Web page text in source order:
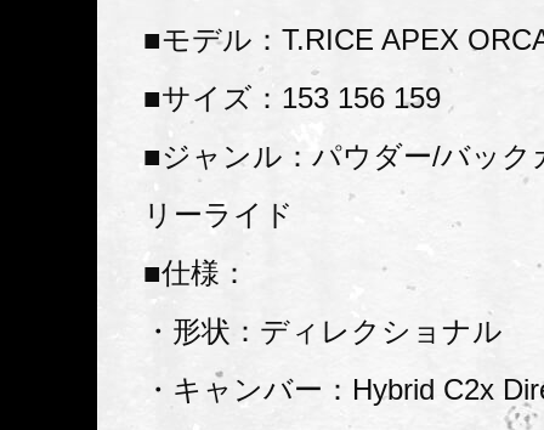
■モデル：T.RICE APEX
■サイズ：153 156 159
■ジャンル：パウダー/バック
リーライド
■仕様：
・形状：ディレクショナル
・キャンバー：Hybrid C2x